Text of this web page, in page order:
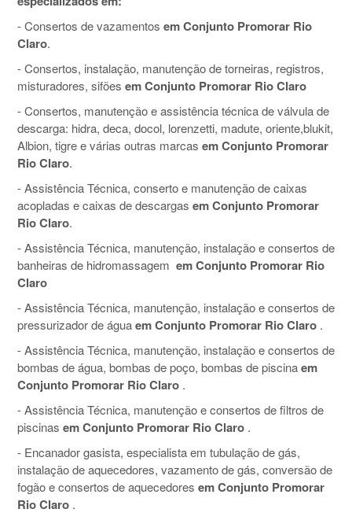
- Consertos de vazamentos em Conjunto Promorar Rio
Claro.
- Consertos, instalação, manutenção de torneiras, registros,
misturadores, sifões em Conjunto Promorar Rio Claro
- Consertos, manutenção e assistência técnica de válvula de
descarga: hidra, deca, docol, lorenzetti, madute, oriente,blukit,
Albion, tigre e várias outras marcas em Conjunto Promorar
Rio Claro.
- Assistência Técnica, conserto e manutenção de caixas
acopladas e caixas de descargas em Conjunto Promorar
Rio Claro.
- Assistência Técnica, manutenção, instalação e consertos de
banheiras de hidromassagem em Conjunto Promorar Rio
Claro
- Assistência Técnica, manutenção, instalação e consertos de
pressurizador de águaem Conjunto Promorar Rio Claro .
- Assistência Técnica, manutenção, instalação e consertos de
bombas de água, bombas de poço, bombas de piscinaem
Conjunto Promorar Rio Claro .
- Assistência Técnica, manutenção e consertos de filtros de
piscinas em Conjunto Promorar Rio Claro .
- Encanador gasista, especialista em tubulação de gás,
instalação de aquecedores, vazamento de gás, conversão de
fogão e consertos de aquecedores em Conjunto Promorar
Rio Claro .